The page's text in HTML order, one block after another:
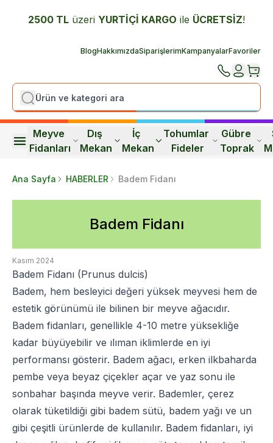
2500 TL üzeri YURTİÇİ KARGO ile ÜCRETSİZ!
BlogHakkımızdaSiparişlerimKampanyalarFavoriler
Meyve
Fidanları
Dış
Mekan
İç
Mekan
Tohumlar
Fideler
Gübre
Toprak
Ana Sayfa HABERLER Badem Fidanı
Badem Fidanı
Kasım 2024
Badem Fidanı (Prunus dulcis)
Badem, hem besleyici değeri yüksek meyvesi hem de
estetik görünümü ile bilinen bir meyve ağacıdır.
Badem fidanları, genellikle 4-10 metre yüksekliğe
kadar büyüyebilir ve ılıman iklimlerde en iyi
performansı gösterir. Badem ağacı, erken ilkbaharda
pembe veya beyaz çiçekler açar ve yaz sonu ile
sonbahar başında meyve verir. Bademler, çerez
olarak tüketildiği gibi badem sütü, badem yağı ve un
gibi çeşitli ürünlerde de kullanılır. Badem fidanları, iyi